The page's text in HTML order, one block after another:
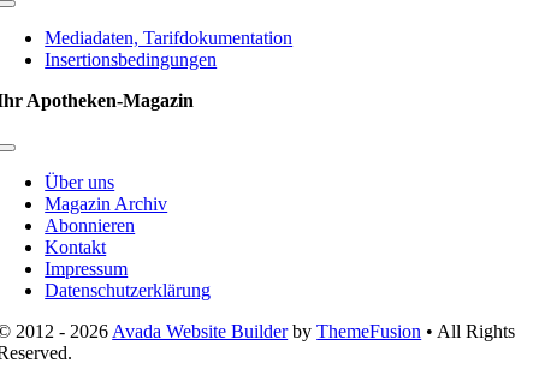
Toggle
NavigationMediadaten, Tarifdokumentation
Insertionsbedingungen
Apotheken-Magazin
Toggle
NavigationÜber uns
Magazin Archiv
Abonnieren
Kontakt
Impressum
Datenschutzerklärung
2012 - 2026 Avada Website BuilderbyThemeFusion • All Rights